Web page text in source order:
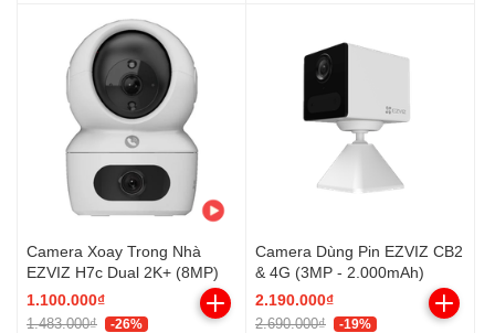
Camera Xoay Trong Nhà
EZVIZ H7c Dual 2K+ (8MP)
1.100.000₫
1.483.000₫ -26%
Camera Dùng Pin EZVIZ CB2
& 4G (3MP - 2.000mAh)
2.190.000₫
2.690.000₫ -19%